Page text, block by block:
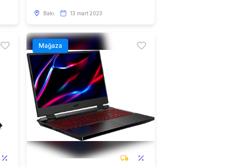
Bakı 13 mart 2023
Mağaza